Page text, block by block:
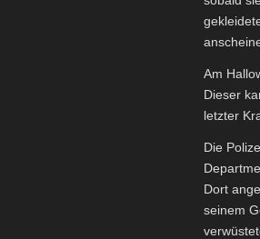
Am
Dieser
letzter
Die
Dort
seinem